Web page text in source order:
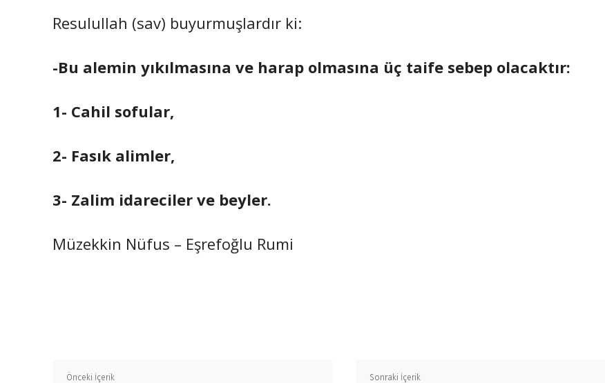
Resulullah (sav) buyurmuşlardır ki:
-Bu alemin yıkılmasına ve harap olmasına üç taife sebep olacaktır:
1- Cahil sofular,
2- Fasık alimler,
3- Zalim idareciler ve beyler.
Müzekkin Nüfus – Eşrefoğlu Rumi
Önceki İçerik Sonraki İçerik